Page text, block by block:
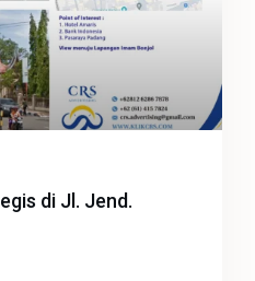
di Jl. Jend.